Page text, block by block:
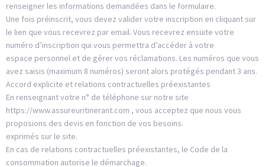
renseigner les informations demandées dans le formulaire.
Une fois préinscrit, vous devez valider votre inscription en cliquant sur
le lien que vous recevrez par email. Vous recevrez ensuite votre
numéro d’inscription qui vous permettra d’accéder à votre
espace personnel et de gérer vos réclamations. Les numéros que vous
avez saisis (maximum 8 numéros) seront alors protégés pendant 3 ans.
Accord explicite et relations contractuelles préexistantes
En renseignant votre n° de téléphone sur notre site
https://www.assureuritinerant.com , vous acceptez que nous vous
proposions des devis en fonction de vos besoins.
exprimés sur le site.
En cas de relations contractuelles préexistantes, le Code de la
consommation autorise le démarchage.